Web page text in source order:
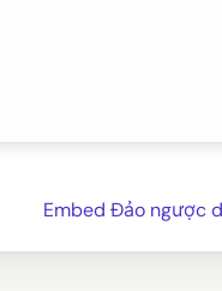
Embed Đảo ngược